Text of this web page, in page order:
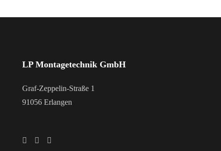
LP Montagetechnik GmbH
Graf-Zeppelin-Straße 1
91056 Erlangen